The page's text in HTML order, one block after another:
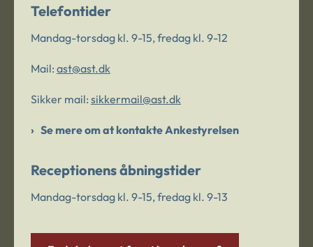
Telefontider
Mandag-torsdag kl. 9-15, fredag kl. 9-12
Mail: ast@ast.dk
Sikker mail: sikkermail@ast.dk
Se mere om at kontakte Ankestyrelsen
Receptionens åbningstider
Mandag-torsdag kl. 9-15, fredag kl. 9-13